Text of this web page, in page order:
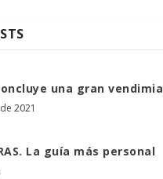
una gran vendimia
2021
La guía más personal